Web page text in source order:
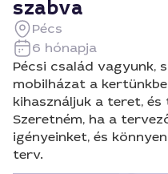
szabva
Pécs
6 hónapja
Pécsi család vagyunk,
mobilházat a
kihasználjuk a teret,
Szeretném, ha a
igényeinket, és
terv.